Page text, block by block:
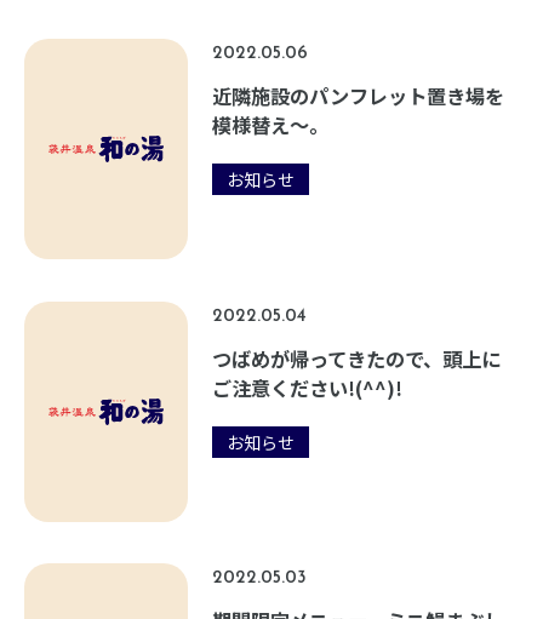
2022.05.06
近隣施設のパンフレット置き場を
模様替え～。
お知らせ
2022.05.04
つばめが帰ってきたので、頭上に
ご注意ください!(^^)!
お知らせ
2022.05.03